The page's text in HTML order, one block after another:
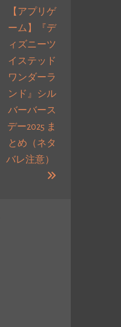
【アプリゲ
ーム】『デ
ィズニーツ
イステッド
ワンダーラ
ンド』シル
バーバース
デー2025 ま
とめ（ネタ
バレ注意）
次